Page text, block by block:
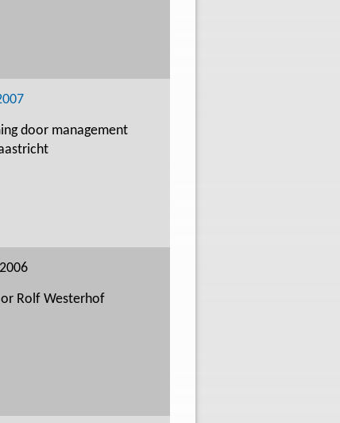
door management
Rolf Westerhof